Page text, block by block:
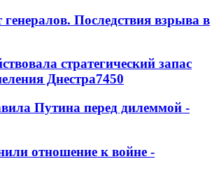
генералов. Последствия взрыва в
стратегический запас
Днестра7450
Путина перед дилеммой -
отношение к войне -